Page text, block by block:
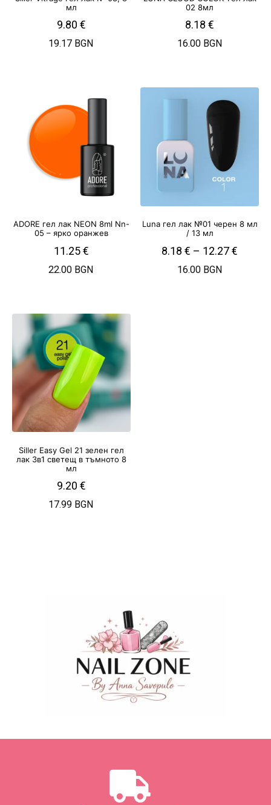
мл
9.80 €
19.17 BGN
02 8мл
8.18€
16.00 BGN
ADORE гел лак NEON 8ml Nn-
05 – ярко оранжев
11.25€
22.00 BGN
Luna гел лак №01 черен 8 мл
/ 13 мл
8.18€ – 12.27€
16.00 BGN
Siller Easy Gel 21 зелен гел
лак 3в1 светещ в тъмното 8
мл
9.20 €
17.99 BGN